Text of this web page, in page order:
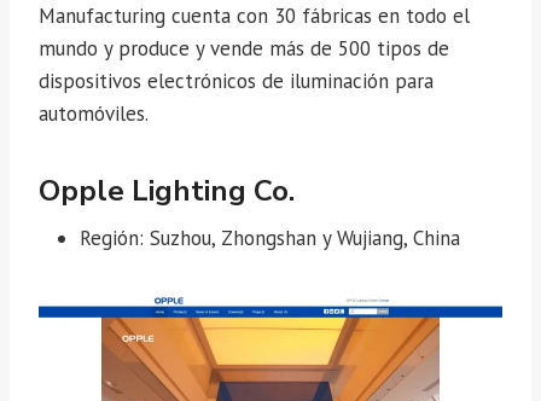
Manufacturing cuenta con 30 fábricas en todo el
mundo y produce y vende más de 500 tipos de
dispositivos electrónicos de iluminación para
automóviles.
Opple Lighting Co.
Región: Suzhou, Zhongshan y Wujiang, China